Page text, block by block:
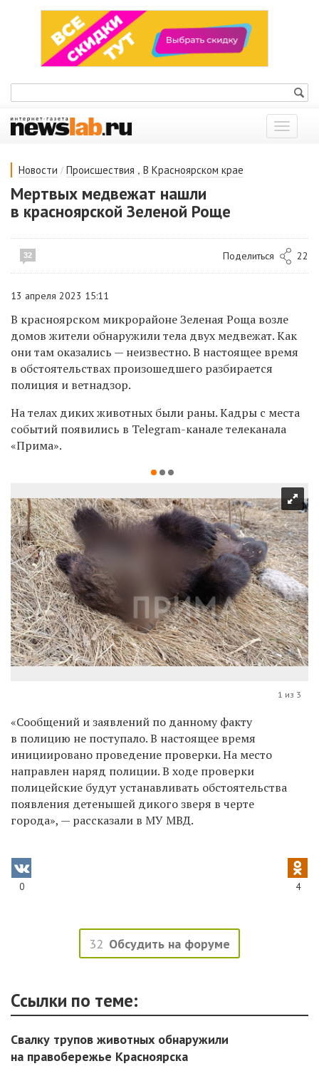
Показать
меню
Новости / Происшествия , В Красноярском крае
Мертвых медвежат нашли
в красноярской Зеленой Роще
32 Поделиться 22
13 апреля 2023 15:11
В красноярском микрорайоне Зеленая Роща возле
домов жители обнаружили тела двух медвежат. Как
они там оказались — неизвестно. В настоящее время
в обстоятельствах произошедшего разбирается
полиция и ветнадзор.
На телах диких животных были раны. Кадры с места
событий появились в Telegram-канале телеканала
«Прима».
1 из 3
«Сообщений и заявлений по данному факту
в полицию не поступало. В настоящее время
инициировано проведение проверки. На место
направлен наряд полиции. В ходе проверки
полицейские будут устанавливать обстоятельства
появления детенышей дикого зверя в черте
города», — рассказали в МУ МВД.
0 4
32 Обсудить на форуме
Ссылки по теме:
Свалку трупов животных обнаружили
на правобережье Красноярска